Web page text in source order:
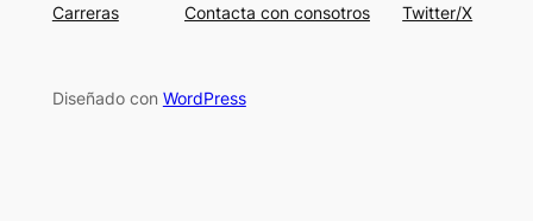
Carreras
Contacta con consotros
Twitter/X
Diseñado con WordPress